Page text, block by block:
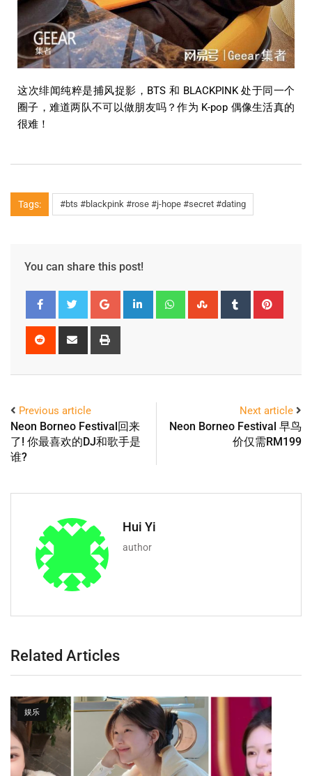
这次绯闻纯粹是捕风捉影，BTS 和 BLACKPINK 处于同一个
圈子，难道两队不可以做朋友吗？作为 K-pop 偶像生活真的
很难！
Tags: #bts #blackpink #rose #j-hope #secret #dating
You can share this post!
Previous article
Neon Borneo Festival回来
了! 你最喜欢的DJ和歌手是
谁?
Next article
Neon Borneo Festival 早鸟
价仅需RM199
Hui Yi
author
Related Articles
娱乐